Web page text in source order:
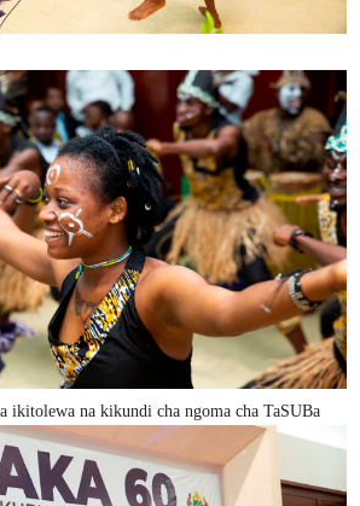
ikitolewa na kikundi cha ngoma cha TaSUBa